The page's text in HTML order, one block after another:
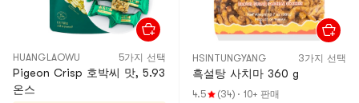
HUANGLAOWU 5가지 선택
Pigeon Crisp 호박씨 맛, 5.93
온스
HSINTUNGYANG 3가지 선택
흑설탕 사치마 360 g
4.5 (34) · 10+ 판매